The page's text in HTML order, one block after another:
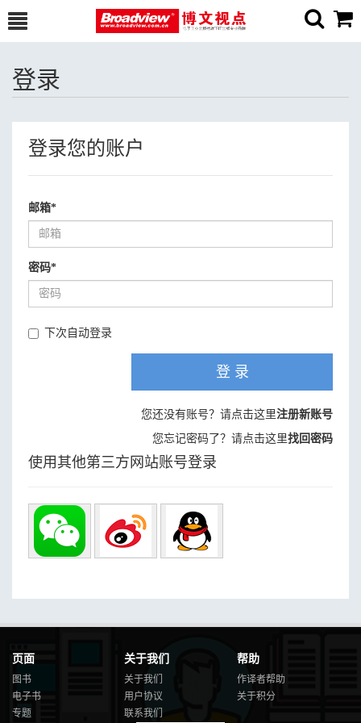
登录
登录您的账户
邮箱*
密码*
下次自动登录
登 录
您还没有账号？请点击这里注册新账号
您忘记密码了？请点击这里找回密码
使用其他第三方网站账号登录
页面
图书
电子书
专题
关于我们
关于我们
用户协议
联系我们
帮助
作译者帮助
关于积分